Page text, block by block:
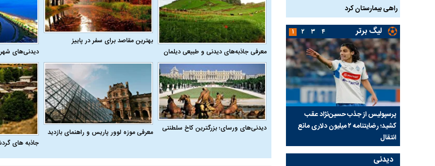
معرفی جاذبه‌های دیدنی و طبیعی دیلمان
بهترین مقاصد برای سفر در پاییز
دیدنی‌های
دیدنی‌های ورسای؛ بزرگترین کاخ سلطنتی
معرفی موزه لوور پاریس و راهنمای بازدید
جاذبه های
راهی بیمارستان کرد
ماجرای قتل مداح معروف چیست؟
شدند؛ از تزریق فیلر تا جراحی پلک
راهی بیمارستان
لیگ برتر
پرسپولیس از جذب حسین‌نژاد عقب
کشید؛ رضایتنامه ۲ میلیون دلاری مانع
انتقال
بازی‌های لیگ برتر فوتبال با تماشاگر
برگزار می‌شود
رقم نجومی رضایتنامه مدافع موردنظر
پرسپولیس لو رفت
دو خرید جدید
امضای قرارداد
۱ ۲ ۳ ۴
دیدنی